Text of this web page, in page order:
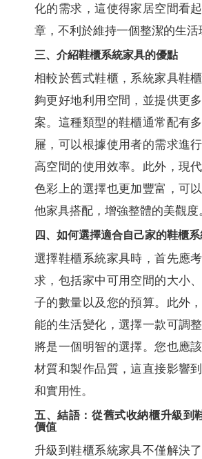
化的需求，這使得家居空間看
章，不利於維持一個整潔的生活
三、介紹鞋櫃系統家具的優點
相較於舊式鞋櫃，系統家具鞋
夠更好地利用空間，並提供更
案。這種類型的鞋櫃通常配有
屜，可以根據使用者的需求進
高空間的使用效率。此外，現
色彩上的選擇也更加豐富，可
他家具搭配，增強整體的美觀度
四、如何選擇適合自己家的鞋櫃
選擇鞋櫃系統家具時，首先應
求，包括家中可用空間的大小
子的數量以及您的預算。此外
能的生活變化，選擇一款可調
將是一個明智的選擇。您也應
材質和製作品質，這直接影響
和實用性。
五、結語：從舊式收納櫃升級到
價值
升級到鞋櫃系統家具不僅解決